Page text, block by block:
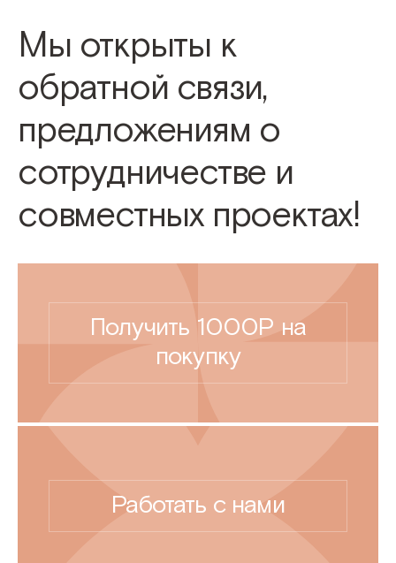
Мы открыты к
обратной связи,
предложениям о
сотрудничестве и
совместных проектах!
Получить 1000Р на
покупку
Работать с нами